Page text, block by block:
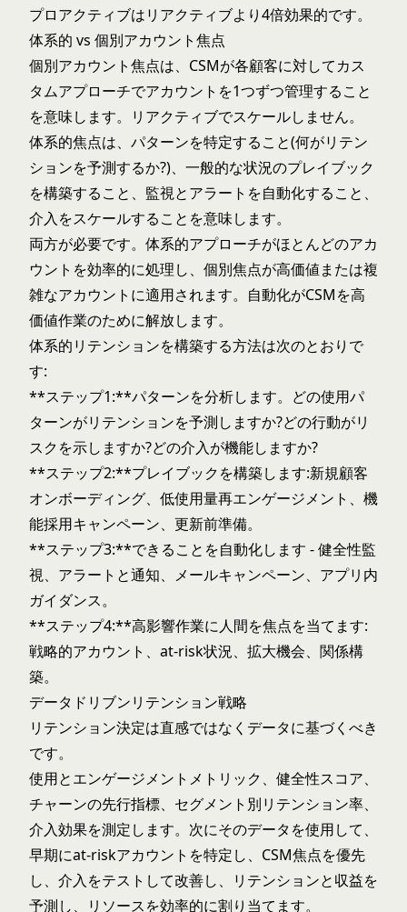
プロアクティブはリアクティブより4倍効果的です。
体系的 vs 個別アカウント焦点
個別アカウント焦点は、CSMが各顧客に対してカス
タムアプローチでアカウントを1つずつ管理すること
を意味します。リアクティブでスケールしません。
体系的焦点は、パターンを特定すること(何がリテン
ションを予測するか?)、一般的な状況のプレイブック
を構築すること、監視とアラートを自動化すること、
介入をスケールすることを意味します。
両方が必要です。体系的アプローチがほとんどのアカ
ウントを効率的に処理し、個別焦点が高価値または複
雑なアカウントに適用されます。自動化がCSMを高
価値作業のために解放します。
体系的リテンションを構築する方法は次のとおりで
す:
**ステップ1:**パターンを分析します。どの使用パ
ターンがリテンションを予測しますか?どの行動がリ
スクを示しますか?どの介入が機能しますか?
**ステップ2:**プレイブックを構築します:新規顧客
オンボーディング、低使用量再エンゲージメント、機
能採用キャンペーン、更新前準備。
**ステップ3:**できることを自動化します - 健全性監
視、アラートと通知、メールキャンペーン、アプリ内
ガイダンス。
**ステップ4:**高影響作業に人間を焦点を当てます:
戦略的アカウント、at-risk状況、拡大機会、関係構
築。
データドリブンリテンション戦略
リテンション決定は直感ではなくデータに基づくべき
です。
使用とエンゲージメントメトリック、健全性スコア、
チャーンの先行指標、セグメント別リテンション率、
介入効果を測定します。次にそのデータを使用して、
早期にat-riskアカウントを特定し、CSM焦点を優先
し、介入をテストして改善し、リテンションと収益を
予測し、リソースを効率的に割り当てます。